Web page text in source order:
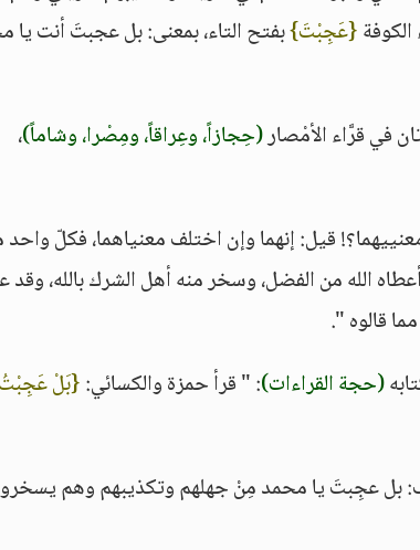
{عَجِبْتَ}بفتح التاء، بمعنى: بل عجبتَ أنت يا
في قرَّاء الأمْصار(حِجازاً، وعِراقاً، ومِصْرا، وشاماً)،
قيل: إنهما وإن اختلف معنياهما، فكلّ
الله من الفضل، وسخر منه أهل الشرك بالله،
قالوه ".
(حجة القراءات): " قرأ حمزة والكسائي:{بَلْ
بل عجِبتَ يا محمد مِنْ جهلهم وتكذيبهم وهم